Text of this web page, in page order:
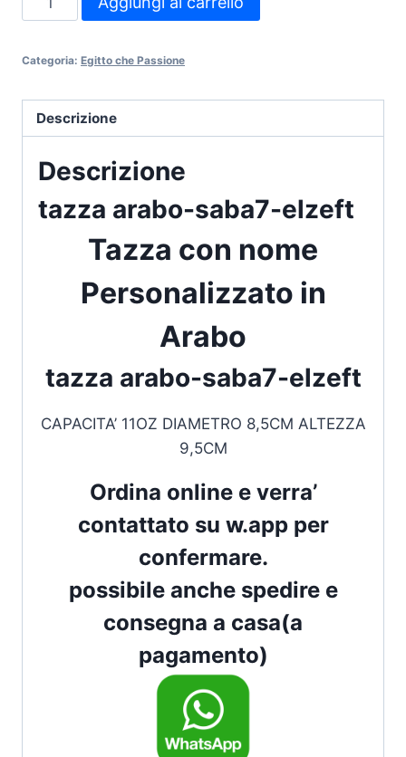
arabo-
elzeft
Categoria: Egitto che Passione
Descrizione
Descrizione
tazza arabo-saba7-elzeft
Tazza con nome
Personalizzato in
Arabo
tazza arabo-saba7-elzeft
CAPACITA’ 11OZ DIAMETRO 8,5CM ALTEZZA
9,5CM
Ordina online e verra’
contattato su w.app per
confermare.
possibile anche spedire e
consegna a casa(a
pagamento)